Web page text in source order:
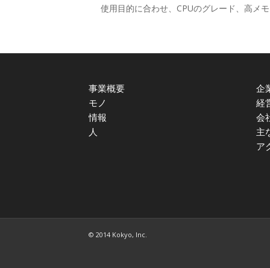
使用目的に合わせ、CPUのグレード、高メ
事業概要
モノ
情報
人
企
経
会
主
ア
© 2014 Kokyo, Inc.